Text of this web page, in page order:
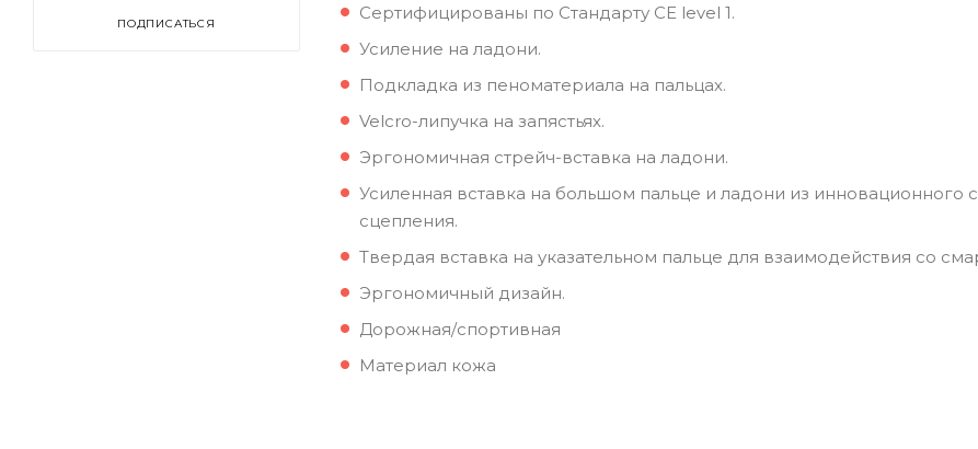
Сертифицированы по Стандарту CE level 1.
Усиление на ладони.
Подкладка из пеноматериала на пальцах.
Velcro-липучка на запястьях.
Эргономичная стрейч-вставка на ладони.
Усиленная вставка на большом пальце и ладони из
сцепления.
Твердая вставка на указательном пальце для взаимодействия со
Эргономичный дизайн.
Дорожная/спортивная
Материал кожа
ПОДПИСАТЬСЯ